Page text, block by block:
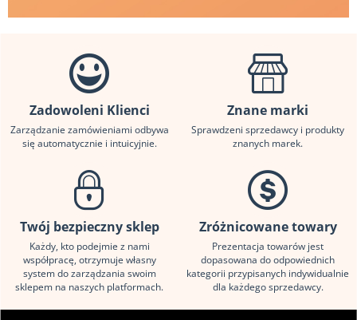
Zadowoleni Klienci
Zarządzanie zamówieniami odbywa
się automatycznie i intuicyjnie.
Znane marki
Sprawdzeni sprzedawcy i produkty
znanych marek.
Twój bezpieczny sklep
Każdy, kto podejmie z nami
współpracę, otrzymuje własny
system do zarządzania swoim
sklepem na naszych platformach.
Zróżnicowane towary
Prezentacja towarów jest
dopasowana do odpowiednich
kategorii przypisanych indywidualnie
dla każdego sprzedawcy.